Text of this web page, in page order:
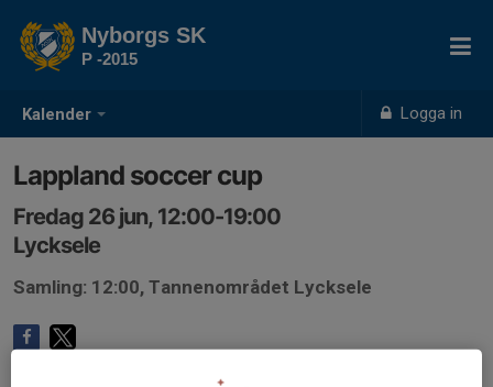
Kalender Logga in
Nyborgs SK
P -2015
Lappland soccer cup
Fredag 26 jun, 12:00-19:00
Lycksele
Samling: 12:00, Tannenområdet Lycksele